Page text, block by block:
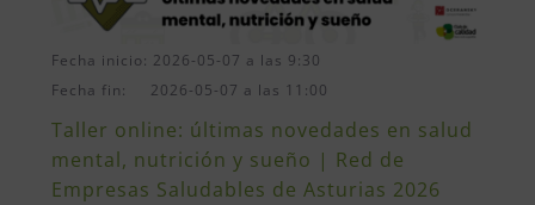
Fecha inicio: 2026-05-07 a las 9:30
Fecha fin: 2026-05-07 a las 11:00
Taller online: últimas novedades en salud
mental, nutrición y sueño | Red de
Empresas Saludables de Asturias 2026